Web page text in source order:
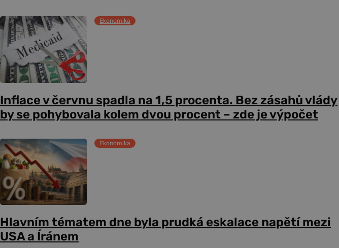
Ekonomika
Inflace v červnu spadla na 1,5 procenta. Bez zásahů vlády
by se pohybovala kolem dvou procent – zde je výpočet
Ekonomika
Hlavním tématem dne byla prudká eskalace napětí mezi
USA a Íránem